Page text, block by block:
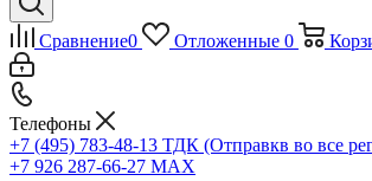
Сравнение0 Отложенные 0
Телефоны
+7 (495) 783-48-13 ТДК (Отправкв во все
+7 926 287-66-27 МАХ